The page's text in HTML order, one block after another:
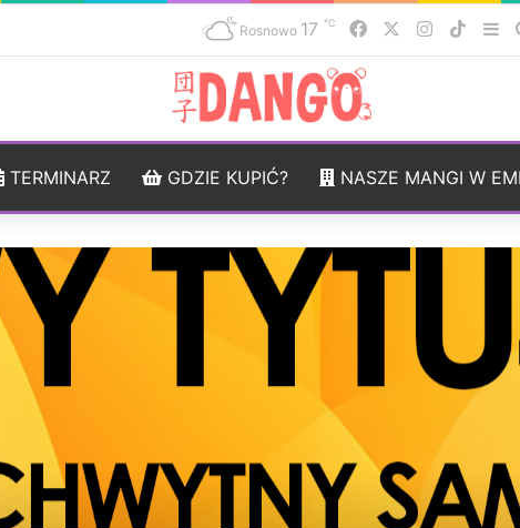
Rosnowo 17 ℃ FacebookInstagram
TERMINARZ GDZIE KUPIĆ? NASZE MANGI W